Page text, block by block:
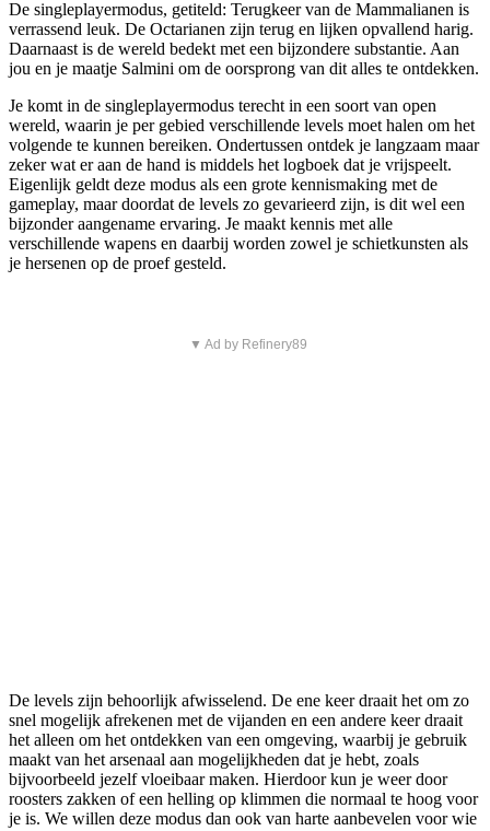
De singleplayermodus, getiteld: Terugkeer van de Mammalianen is
verrassend leuk. De Octarianen zijn terug en lijken opvallend harig.
Daarnaast is de wereld bedekt met een bijzondere substantie. Aan
jou en je maatje Salmini om de oorsprong van dit alles te ontdekken.
Je komt in de singleplayermodus terecht in een soort van open
wereld, waarin je per gebied verschillende levels moet halen om het
volgende te kunnen bereiken. Ondertussen ontdek je langzaam maar
zeker wat er aan de hand is middels het logboek dat je vrijspeelt.
Eigenlijk geldt deze modus als een grote kennismaking met de
gameplay, maar doordat de levels zo gevarieerd zijn, is dit wel een
bijzonder aangename ervaring. Je maakt kennis met alle
verschillende wapens en daarbij worden zowel je schietkunsten als
je hersenen op de proef gesteld.
▼ Ad by Refinery89
De levels zijn behoorlijk afwisselend. De ene keer draait het om zo
snel mogelijk afrekenen met de vijanden en een andere keer draait
het alleen om het ontdekken van een omgeving, waarbij je gebruik
maakt van het arsenaal aan mogelijkheden dat je hebt, zoals
bijvoorbeeld jezelf vloeibaar maken. Hierdoor kun je weer door
roosters zakken of een helling op klimmen die normaal te hoog voor
je is. We willen deze modus dan ook van harte aanbevelen voor wie